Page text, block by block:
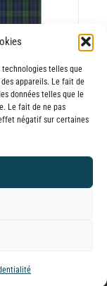
technologies telles que
appareils. Le fait de
données telles que le
Le fait de ne pas
négatif sur certaines
65,00€
externe
Tartan
€Plage
65,00€
TTC
EmailWhatsApp